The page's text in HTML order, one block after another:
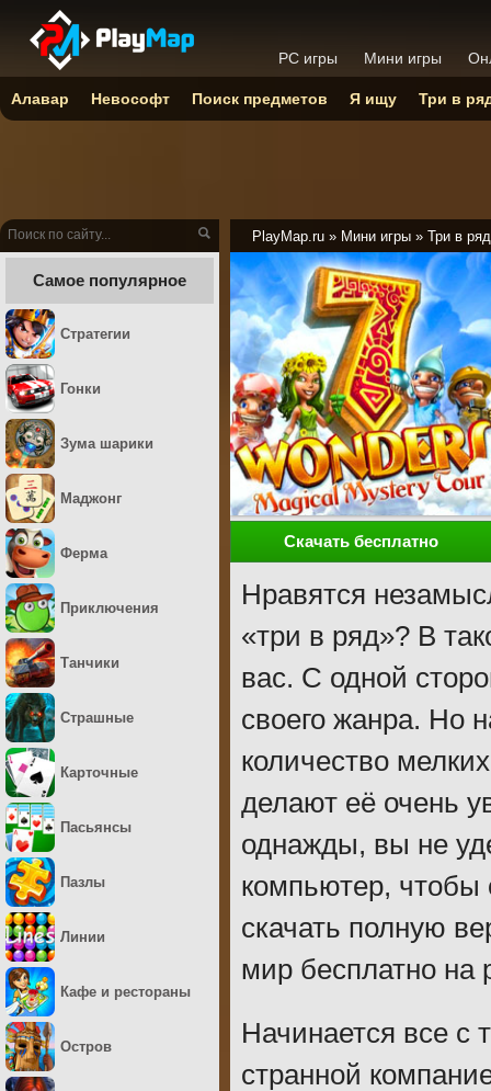
PlayMap.ru » Мини игры » Три в ряд
Скачать бесплатно
Нравятся
«три в ряд»? В
вас. С одной
своего жанра. Но
количество
делают её очень
однажды, вы не
компьютер, чтобы
скачать полную
мир бесплатно на
Начинается все с
странной
Самое популярное
Стратегии
Гонки
Зума шарики
Маджонг
Ферма
Приключения
Танчики
Страшные
Карточные
Пасьянсы
Пазлы
Линии
Кафе и рестораны
Остров
PC игры Мини игры
Алавар Невософт Поиск предметов Я ищу Три в